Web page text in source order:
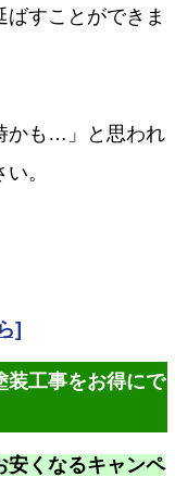
すことができま
かも…」と思われ
。
]
装工事をお得にで
安くなるキャンペ